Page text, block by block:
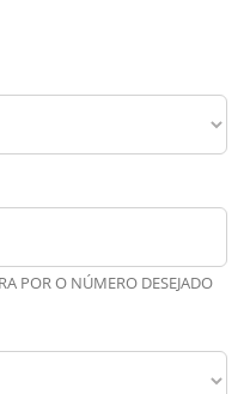
POR O NÚMERO DESEJADO